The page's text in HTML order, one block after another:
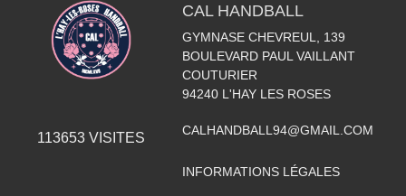
113653VISITES
CAL HANDBALL
GYMNASE CHEVREUL, 139
BOULEVARD PAUL VAILLANT
COUTURIER
94240 L'HAY LES ROSES
CALHANDBALL94@GMAIL.COM
INFORMATIONS LÉGALES